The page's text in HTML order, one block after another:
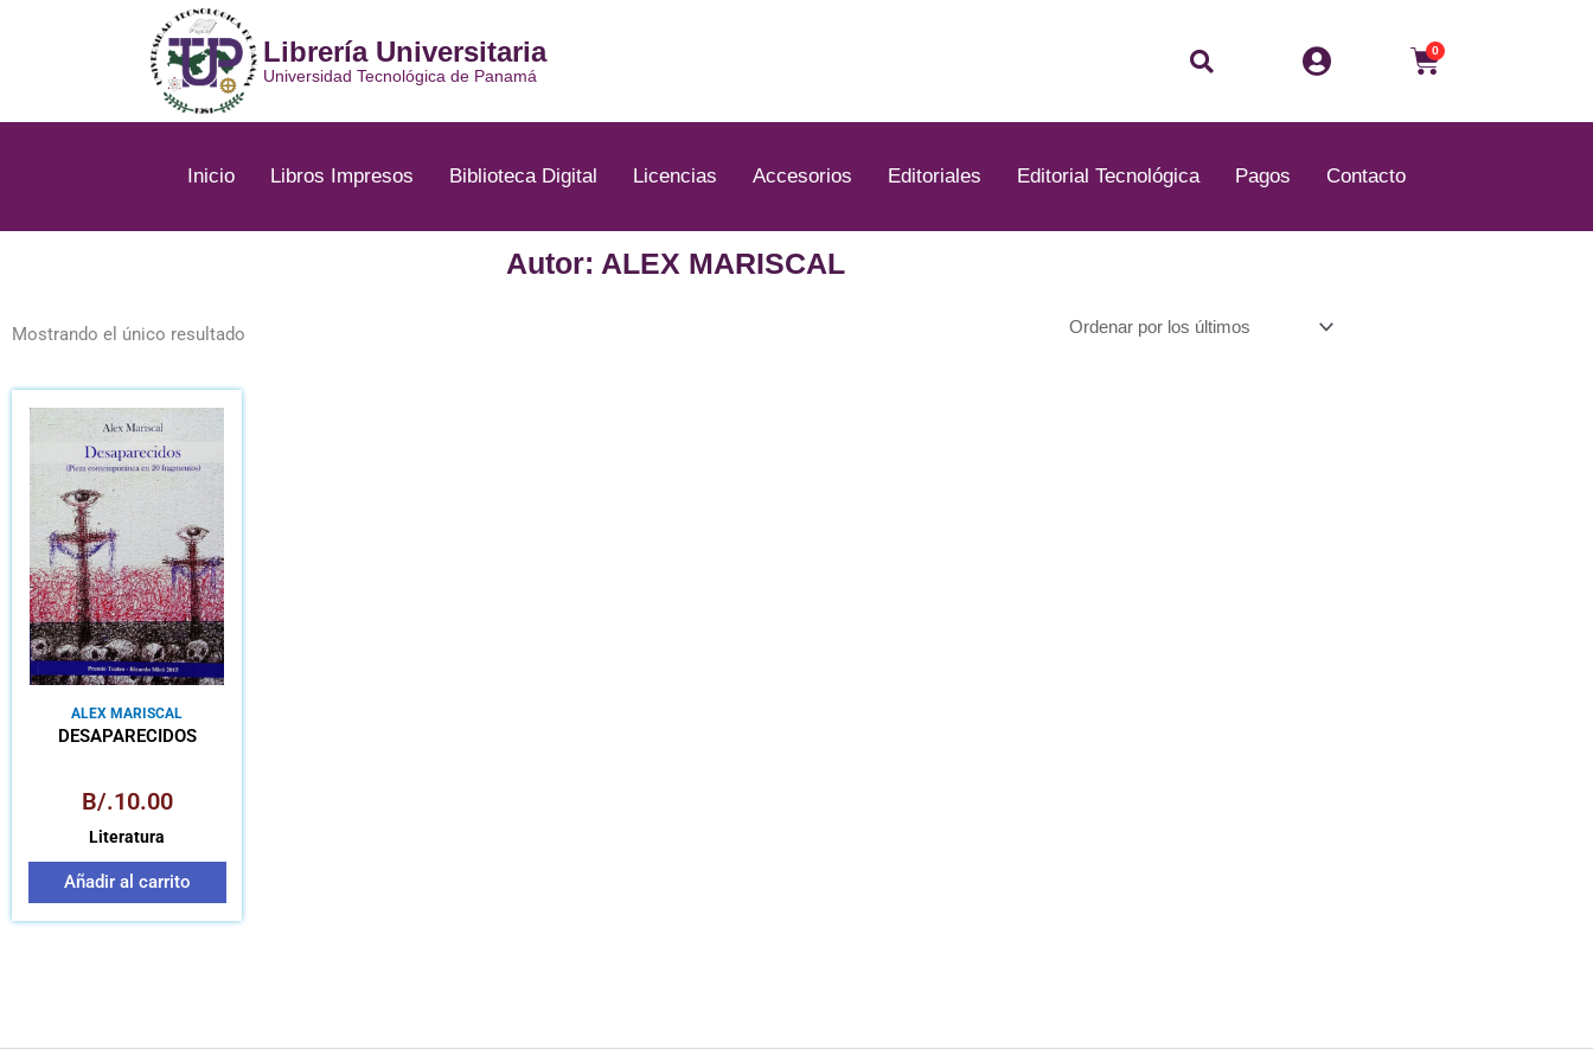
Librería Universitaria
Universidad Tecnológica de Panamá Buscar 0
Carrito
Inicio Libros Impresos Biblioteca Digital Licencias Accesorios Editoriales Editorial Tecnológica Pagos Contacto
Autor: ALEX MARISCAL
Mostrando el único resultado
ALEX MARISCAL
DESAPARECIDOS
B/.10.00
Literatura
Añadir al carrito